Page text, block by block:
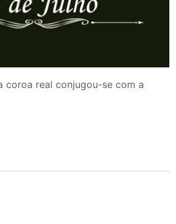
coroa real conjugou-se com a